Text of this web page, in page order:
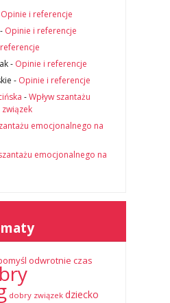
Opinie i referencje
- Opinie i referencje
- Opinie i referencje
- Opinie i referencje
-Wpływ szantażu
emocjonalnego na
emocjonalnego na
odwrotnie czas
dobry związek dziecko